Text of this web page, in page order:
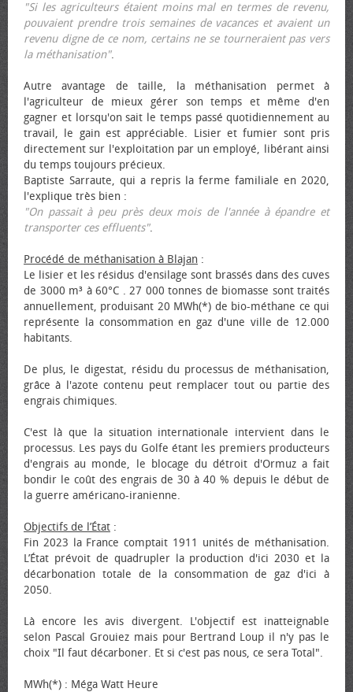
"Si les agriculteurs étaient moins mal en termes de revenu,
pouvaient prendre trois semaines de vacances et avaient un
revenu digne de ce nom, certains ne se tourneraient pas vers
la méthanisation".
Autre avantage de taille, la méthanisation permet à
l'agriculteur de mieux gérer son temps et même d'en
gagner et lorsqu'on sait le temps passé quotidiennement au
travail, le gain est appréciable. Lisier et fumier sont pris
directement sur l'exploitation par un employé, libérant ainsi
du temps toujours précieux.
Baptiste Sarraute, qui a repris la ferme familiale en 2020,
l'explique très bien :
"On passait à peu près deux mois de l'année à épandre et
transporter ces effluents".
Procédé de méthanisation à Blajan :
Le lisier et les résidus d'ensilage sont brassés dans des cuves
de 3000 m³ à 60°C . 27 000 tonnes de biomasse sont traités
annuellement, produisant 20 MWh(*) de bio-méthane ce qui
représente la consommation en gaz d'une ville de 12.000
habitants.
De plus, le digestat, résidu du processus de méthanisation,
grâce à l'azote contenu peut remplacer tout ou partie des
engrais chimiques.
C'est là que la situation internationale intervient dans le
processus. Les pays du Golfe étant les premiers producteurs
d'engrais au monde, le blocage du détroit d'Ormuz a fait
bondir le coût des engrais de 30 à 40 % depuis le début de
la guerre américano-iranienne.
Objectifs de l’État :
Fin 2023 la France comptait 1911 unités de méthanisation.
L’État prévoit de quadrupler la production d'ici 2030 et la
décarbonation totale de la consommation de gaz d'ici à
2050.
Là encore les avis divergent. L'objectif est inatteignable
selon Pascal Grouiez mais pour Bertrand Loup il n'y pas le
choix "Il faut décarboner. Et si c'est pas nous, ce sera Total".
MWh(*) : Méga Watt Heure